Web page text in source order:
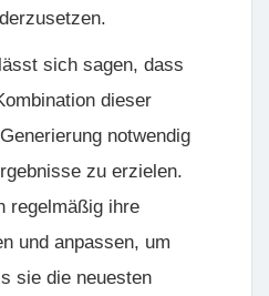
sich sagen, dass
dieser
notwendig
zu erzielen.
regelmäßig ihre
und anpassen, um
sie die neuesten